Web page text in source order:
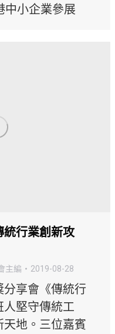
中小企業參展
統行業創新攻
主編 2019-08-28
享會《傳統行
人堅守傳統工
地。三位嘉賓